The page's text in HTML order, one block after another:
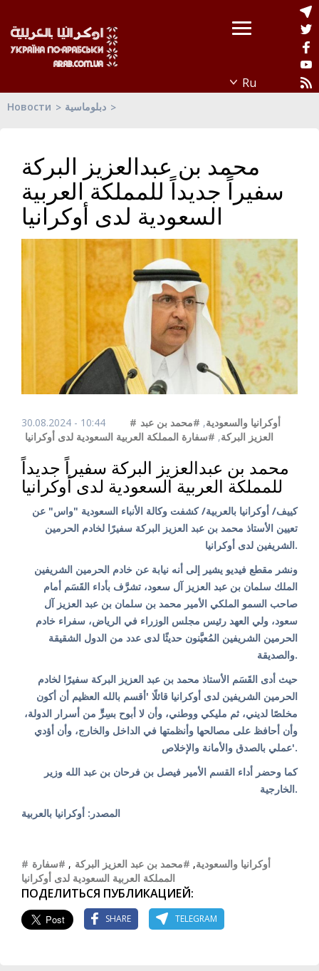
Новости دبلوماسية
محمد بن عبدالعزيز البركة
سفيراً جديداً للمملكة العربية
السعودية لدى أوكرانيا
30.08.2024 - 10:44 #أوكرانيا والسعودية, #محمد بن عبد
العزيز البركة, #سفارة المملكة العربية السعودية لدى أوكرانيا
محمد بن عبدالعزيز البركة سفيراً جديداً
للمملكة العربية السعودية لدى أوكرانيا
كييف/ أوكرانيا بالعربية/ كشفت وكالة الأنباء السعودية "واس" عن
تعيين الأستاذ محمد بن عبد العزيز البركة سفيرًا لخادم الحرمين
الشريفين لدى أوكرانيا.
ونشر مقطع فيديو يشير إلى أنه نيابة عن خادم الحرمين الشريفين
الملك سلمان بن عبد العزيز آل سعود، تشرَّف بأداء القَسَم أمام
صاحب السمو الملكي الأمير محمد بن سلمان بن عبد العزيز آل
سعود، ولي العهد رئيس مجلس الوزراء في الرياض، سفراء خادم
الحرمين الشريفين المُعيَّنون حديثًا لدى عدد من الدول الشقيقة
والصديقة.
حيث أدى القَسَم الأستاذ محمد بن عبد العزيز البركة سفيرًا لخادم
الحرمين الشريفين لدى أوكرانيا قائلًا 'أقسم بالله العظيم أن أكون
مخلصًا لديني، ثم مليكي ووطني، وأن لا أبوح بسِرٍّ من أسرار الدولة،
وأن أحافظ على مصالحها وأنظمتها في الداخل والخارج، وأن أؤدي
عملي بالصدق والأمانة والإخلاص'.
كما وحضر أداء القسم الأمير فيصل بن فرحان بن عبد الله وزير
الخارجية.
المصدر: أوكرانيا بالعربية
#أوكرانيا والسعودية, #محمد بن عبد العزيز البركة , #سفارة
المملكة العربية السعودية لدى أوكرانيا
ПОДЕЛИТЬСЯ ПУБЛИКАЦИЕЙ:
SHARE TELEGRAM